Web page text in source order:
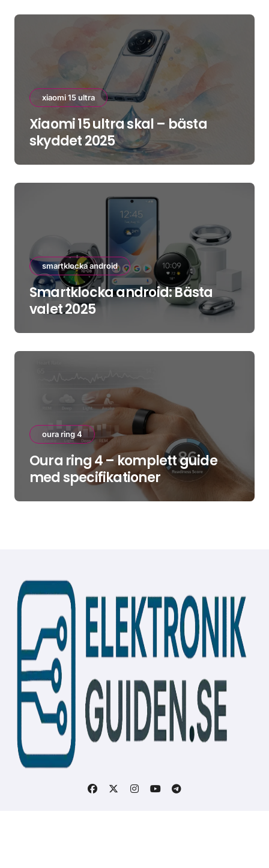
xiaomi 15 ultra
Xiaomi 15 ultra skal – bästa
skyddet 2025
smartklocka android
Smartklocka android: Bästa
valet 2025
oura ring 4
Oura ring 4 – komplett guide
med specifikationer